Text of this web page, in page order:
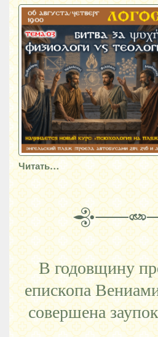
Читать…
В годовщину
епископа
совершена